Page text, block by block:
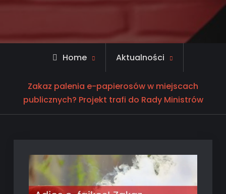
Home Aktualności
Zakaz palenia e-papierosów w miejscach
publicznych? Projekt trafi do Rady Ministrów